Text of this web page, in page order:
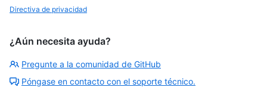
Directiva de privacidad
¿Aún necesita ayuda?
Pregunte a la comunidad de GitHub
Póngase en contacto con el soporte técnico.